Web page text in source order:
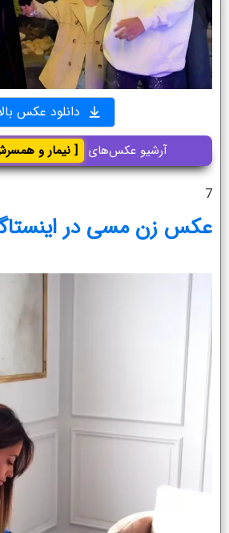
دانلود عکس
آرشیو عکس‌های [ نیمار و
7
عکس زن مسی در